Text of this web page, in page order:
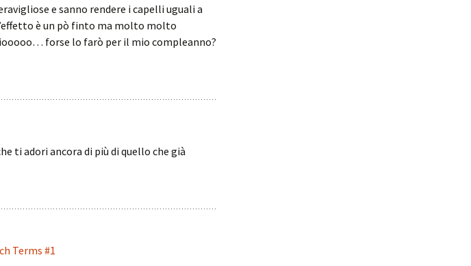
e sanno rendere i capelli uguali a
è un pò finto ma molto molto
forse lo farò per il mio compleanno?
ti adori ancora di più di quello che già
Terms #1